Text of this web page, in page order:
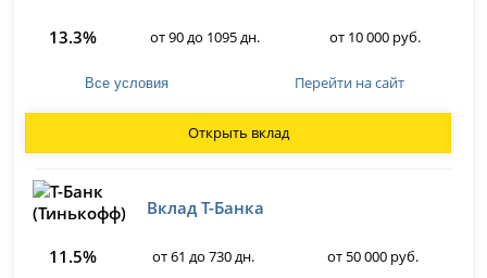
13.3% от 90 до 1095 дн. от 10 000 руб.
Все условия Перейти на сайт
Открыть вклад
Вклад Т-Банка
11.5% от 61 до 730 дн. от 50 000 руб.